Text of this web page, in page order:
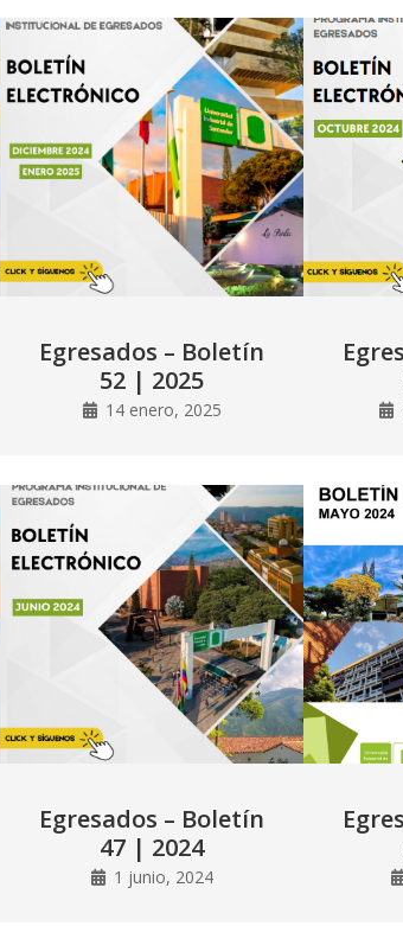
Egresados – Boletín
52 | 2025
14 enero, 2025
Egresados – Boletín
47 | 2024
1 junio, 2024